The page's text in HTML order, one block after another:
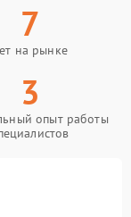
7
на рынке
3
опыт работы